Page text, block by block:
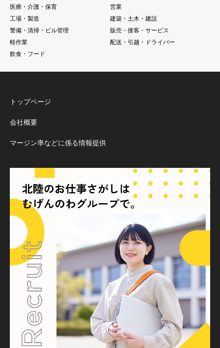
医療・介護・保育
営業
工場・製造
建築・土木・建設
警備・清掃・ビル管理
販売・接客・サービス
軽作業
配送・引越・ドライバー
飲食・フード
トップページ
会社概要
マージン率などに係る情報提供